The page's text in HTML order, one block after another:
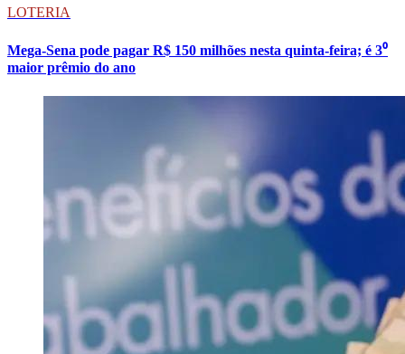
LOTERIA
Mega-Sena pode pagar R$ 150 milhões nesta quinta-feira; é 3⁰
maior prêmio do ano